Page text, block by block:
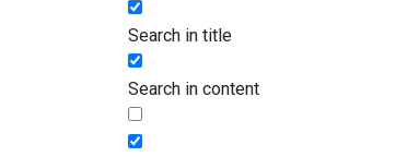
Search in title
Search in content